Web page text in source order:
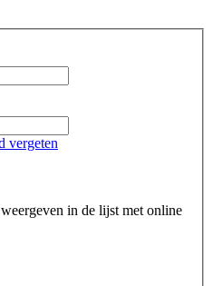
vergeten
in de lijst met online